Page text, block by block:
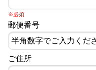
※必須
郵便番号
ご住所